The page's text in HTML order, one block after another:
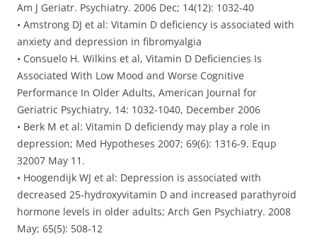
Am J Geriatr. Psychiatry. 2006 Dec; 14(12): 1032-40
• Amstrong DJ et al: Vitamin D deficiency is associated with
anxiety and depression in fibromyalgia
• Consuelo H. Wilkins et al, Vitamin D Deficiencies Is
Associated With Low Mood and Worse Cognitive
Performance In Older Adults, American Journal for
Geriatric Psychiatry, 14: 1032-1040, December 2006
• Berk M et al: Vitamin D deficiendy may play a role in
depression; Med Hypotheses 2007; 69(6): 1316-9. Equp
32007 May 11.
• Hoogendijk WJ et al: Depression is associated with
decreased 25-hydroxyvitamin D and increased parathyroid
hormone levels in older adults; Arch Gen Psychiatry. 2008
May; 65(5): 508-12